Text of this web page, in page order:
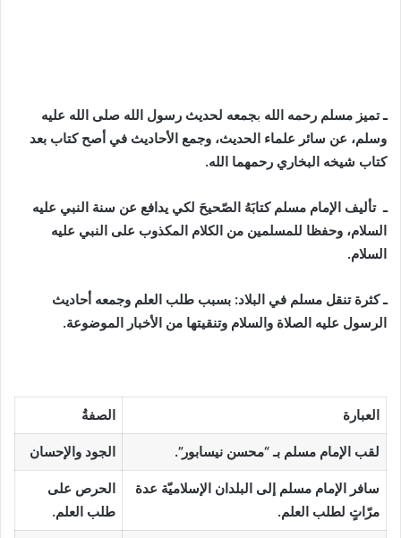
ـ تميز مسلم رحمه الله بجمعه لحديث رسول الله صلى الله عليه
وسلم، عن سائر علماء الحديث، وجمع الأحاديث في أصح كتاب بعد
كتاب شيخه البخاري رحمهما الله.
ـ تأليف الإمام مسلم كتابَهُ الصّحيحَ لكي يدافع عن سنة النبي عليه
السلام، وحفظا للمسلمين من الكلام المكذوب على النبي عليه
السلام.
ـ كثرة تنقل مسلم في البلاد: بسبب طلب العلم وجمعه أحاديث
الرسول عليه الصلاة والسلام وتنقيتها من الأخبار الموضوعة.
العبارة الصفةُ
لقب الإمام مسلم بـ “محسن نيسابور”. الجود والإحسان
سافر الإمام مسلم إلى البلدان الإسلاميّة عدة
مرّاتٍ لطلب العلم.
الحرص على
طلب العلم.